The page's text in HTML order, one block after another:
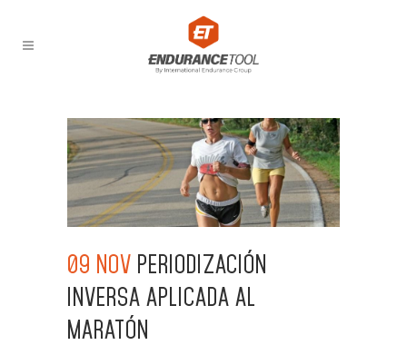
09 NOV PERIODIZACIÓN
INVERSA APLICADA AL
MARATÓN